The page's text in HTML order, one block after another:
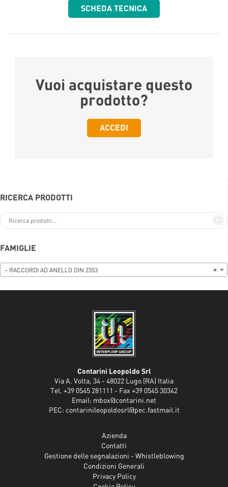
SCHEDA TECNICA
Vuoi acquistare questo
prodotto?
ACCEDI
RICERCA PRODOTTI
FAMIGLIE
×
– RACCORDI AD ANELLO DIN 2353
Contarini Leopoldo Srl
Via A. Volta, 34 - 48022 Lugo (RA) Italia
Tel. +39 0545 281111 - Fax +39 0545 30342
Email: mbox@contarini.net
PEC: contarinileopoldosrl@pec.fastmail.it
Azienda
Contatti
Gestione delle segnalazioni - Whistleblowing
Condizioni Generali
Privacy Policy